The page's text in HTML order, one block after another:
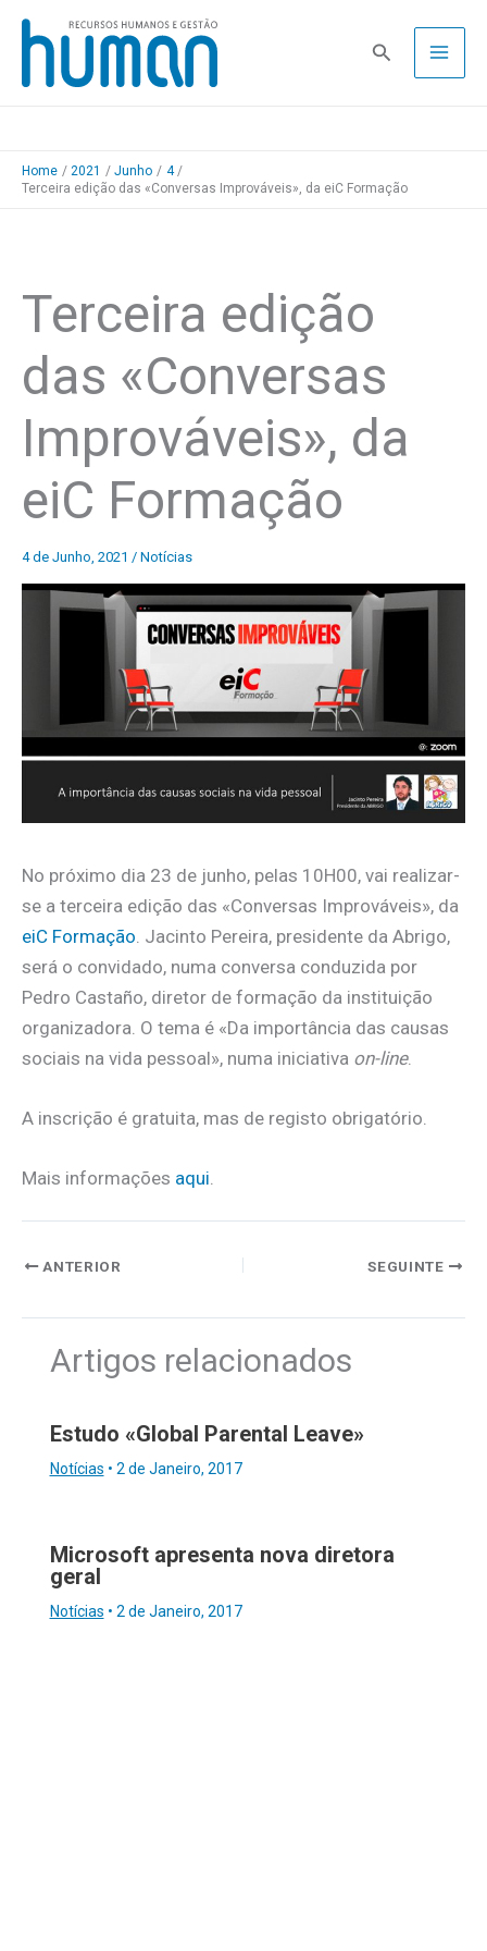
Skip
content
Pesquisa
Home 2021 Junho
4
Terceira edição das «Conversas Improváveis», da eiC Formação
Terceira edição
das «Conversas
Improváveis», da
eiC Formação
4 de Junho, 2021 / Notícias
No próximo dia 23 de junho, pelas 10H00, vai realizar-
se a terceira edição das «Conversas Improváveis», da
eiC Formação . Jacinto Pereira, presidente da Abrigo,
será o convidado, numa conversa conduzida por
Pedro Castaño, diretor de formação da instituição
organizadora. O tema é «Da importância das causas
sociais na vida pessoal», numa iniciativa on-line.
A inscrição é gratuita, mas de registo obrigatório.
Mais informações aqui
ANTERIOR SEGUINTE
Artigos relacionados
Estudo «Global Parental Leave»
Notícias • 2 de Janeiro, 2017
Microsoft apresenta nova diretora
geral
Notícias • 2 de Janeiro, 2017